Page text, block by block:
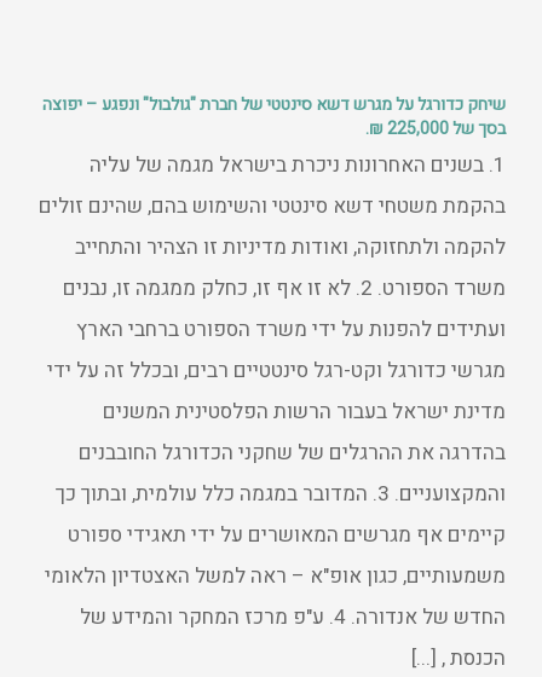
שיחק כדורגל על מגרש דשא סינטטי של חברת "גולבול" ונפגע – יפוצה
בסך של 225,000 ₪.
1. בשנים האחרונות ניכרת בישראל מגמה של עליה
בהקמת משטחי דשא סינטטי והשימוש בהם, שהינם זולים
להקמה ולתחזוקה, ואודות מדיניות זו הצהיר והתחייב
משרד הספורט. 2. לא זו אף זו, כחלק ממגמה זו, נבנים
ועתידים להפנות על ידי משרד הספורט ברחבי הארץ
מגרשי כדורגל וקט-רגל סינטטיים רבים, ובכלל זה על ידי
מדינת ישראל בעבור הרשות הפלסטינית המשנים
בהדרגה את ההרגלים של שחקני הכדורגל החובבנים
והמקצועניים. 3. המדובר במגמה כלל עולמית, ובתוך כך
קיימים אף מגרשים המאושרים על ידי תאגידי ספורט
משמעותיים, כגון אופ"א – ראה למשל האצטדיון הלאומי
החדש של אנדורה. 4. ע"פ מרכז המחקר והמידע של
הכנסת , [...]